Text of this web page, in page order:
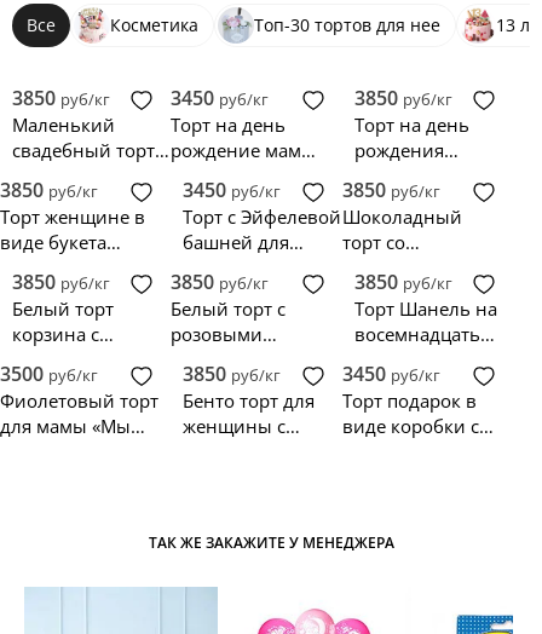
Все Косметика Топ-30 тортов для нее 13
3850 руб/кг
Маленький
свадебный торт с
глазурью и
букетом цветов
3450 руб/кг
Торт на день
рождение мамы с
надписью
«Паспорт врёт
маме 18»
3850 руб/кг
Торт на день
рождения
косметикой
3850 руб/кг
Торт женщине в
виде букета
3450 руб/кг
Торт с Эйфелевой
башней для
3850 руб/кг
Шоколадный
торт со
ягодами вишни
3850 руб/кг
Белый торт
корзина с
3850 руб/кг
Белый торт с
розовыми
живыми розами
3850 руб/кг
Торт Шанель на
восемнадцать
3500 руб/кг
Фиолетовый торт
для мамы «Мы
3850 руб/кг
Бенто торт для
женщины с
3450 руб/кг
Торт подарок в
виде коробки с
ТАК ЖЕ ЗАКАЖИТЕ У МЕНЕДЖЕРА